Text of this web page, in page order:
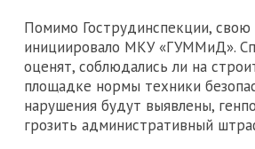
Помимо Гострудинспекции, свою
инициировало МКУ «ГУММиД».
оценят, соблюдались ли на
площадке нормы техники
нарушения будут выявлены,
грозить административный